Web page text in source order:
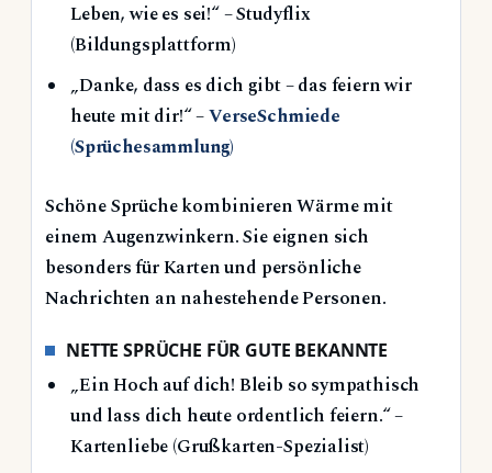
Leben, wie es sei!“ – Studyflix
(Bildungsplattform)
„Danke, dass es dich gibt – das feiern wir
heute mit dir!“ –VerseSchmiede
(Sprüchesammlung)
Schöne Sprüche kombinieren Wärme mit
einem Augenzwinkern. Sie eignen sich
besonders für Karten und persönliche
Nachrichten an nahestehende Personen.
NETTE SPRÜCHE FÜR GUTE BEKANNTE
„Ein Hoch auf dich! Bleib so sympathisch
und lass dich heute ordentlich feiern.“ –
Kartenliebe (Grußkarten-Spezialist)